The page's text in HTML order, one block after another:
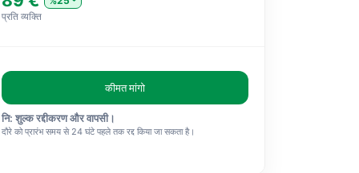
प्रति व्यक्ति
कीमत मांगो
नि: शुल्क रद्दीकरण और वापसी।
दौरे को प्रारंभ समय से 24 घंटे पहले तक रद्द किया जा सकता है।